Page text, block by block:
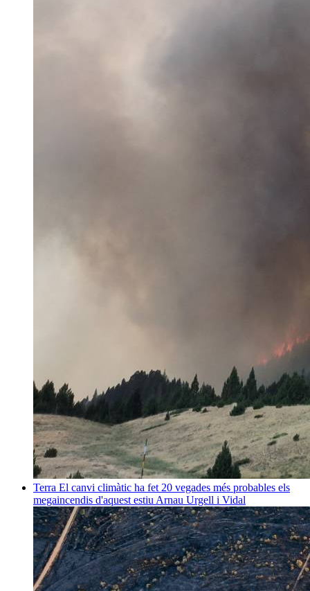
Terra El canvi climàtic ha fet 20 vegades més probables els
megaincendis d'aquest estiu Arnau Urgell i Vidal